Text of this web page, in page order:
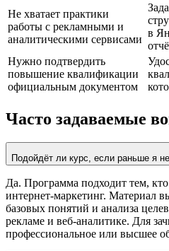
Не хватает практики
работы с рекламными и
аналитическими сервисами
в
Нужно подтвердить
повышение квалификации
официальным документом
Часто задаваемые
Подойдёт ли курс, если раньше я
Да. Программа подходит тем,
интернет-маркетинг. Материал
базовых понятий и анализа
рекламе и веб-аналитике. Для
профессиональное или высшее